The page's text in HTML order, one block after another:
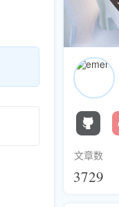
文章数
3729